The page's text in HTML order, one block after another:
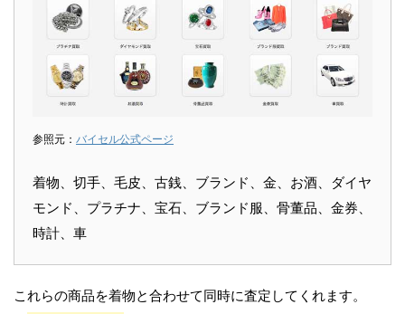
参照元： バイセル公式ページ
着物、切手、毛皮、古銭、ブランド、金、お酒、ダイヤ
モンド、プラチナ、宝石、ブランド服、骨董品、金券、
時計、車
これらの商品を着物と合わせて同時に査定してくれます。